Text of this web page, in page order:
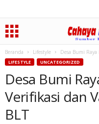
Beranda Lifestyle Desa Bumi
LIFESTYLE UNCATEGORIZED
Desa Bumi
Verifikasi dan
BLT